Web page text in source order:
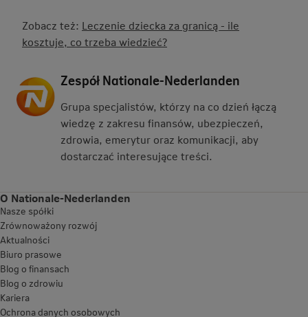
Zobacz też: Leczenie dziecka za granicą - ile
kosztuje, co trzeba wiedzieć?
Zespół Nationale-Nederlanden
Grupa specjalistów, którzy na co dzień łączą
wiedzę z zakresu finansów, ubezpieczeń,
zdrowia, emerytur oraz komunikacji, aby
dostarczać interesujące treści.
O Nationale-Nederlanden
Nasze spółki
Zrównoważony rozwój
Aktualności
Biuro prasowe
Blog o finansach
Blog o zdrowiu
Kariera
Ochrona danych osobowych